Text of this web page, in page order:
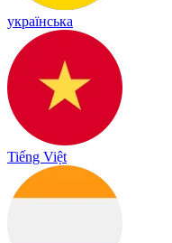
українська
Tiếng Việt